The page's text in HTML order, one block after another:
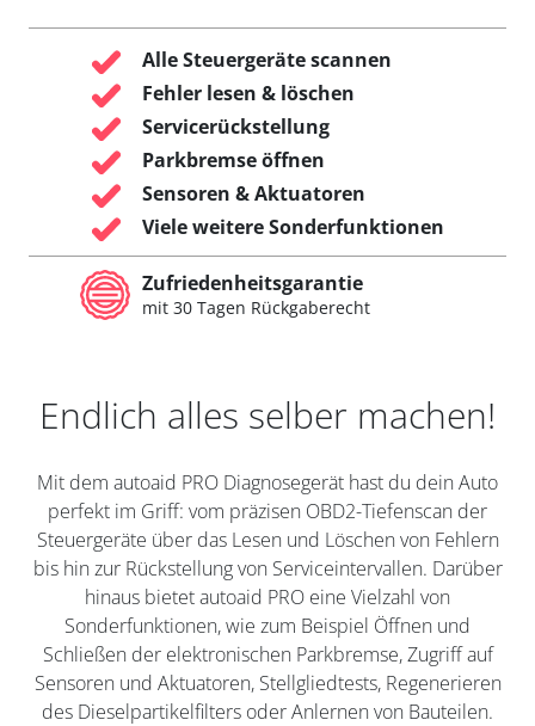
Alle Steuergeräte scannen
Fehler lesen & löschen
Servicerückstellung
Parkbremse öffnen
Sensoren & Aktuatoren
Viele weitere Sonderfunktionen
Zufriedenheitsgarantie
mit 30 Tagen Rückgaberecht
Endlich alles selber machen!
Mit dem autoaid PRO Diagnosegerät hast du dein Auto
perfekt im Griff: vom präzisen OBD2-Tiefenscan der
Steuergeräte über das Lesen und Löschen von Fehlern
bis hin zur Rückstellung von Serviceintervallen. Darüber
hinaus bietet autoaid PRO eine Vielzahl von
Sonderfunktionen, wie zum Beispiel Öffnen und
Schließen der elektronischen Parkbremse, Zugriff auf
Sensoren und Aktuatoren, Stellgliedtests, Regenerieren
des Dieselpartikelfilters oder Anlernen von Bauteilen.